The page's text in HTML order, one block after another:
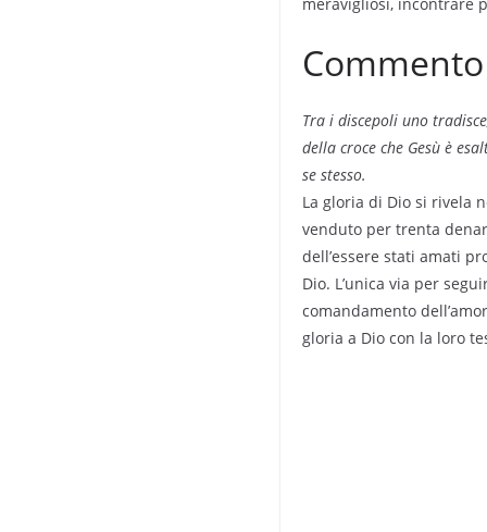
Tra i discepoli uno
della croce che Gesù è
se stesso.
La gloria di Dio si rivela
venduto per trenta
dell’essere stati amati
Dio. L’unica via per
comandamento
gloria a Dio con la loro